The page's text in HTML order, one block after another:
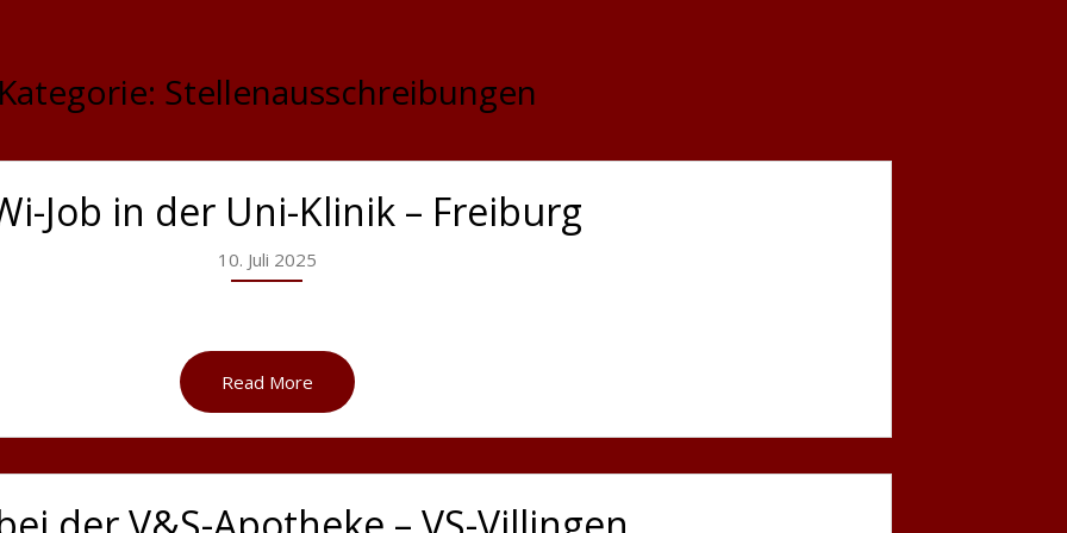
Kategorie: Stellenausschreibungen
Job in der Uni-Klinik – Freiburg
10. Juli 2025
Read More